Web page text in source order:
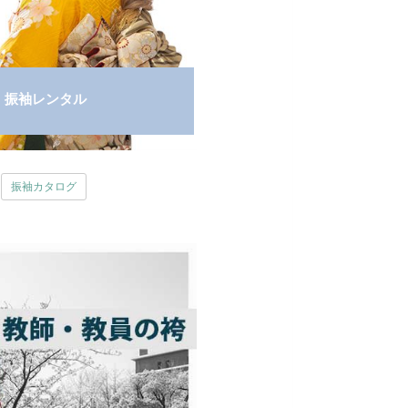
振袖レンタル
振袖カタログ